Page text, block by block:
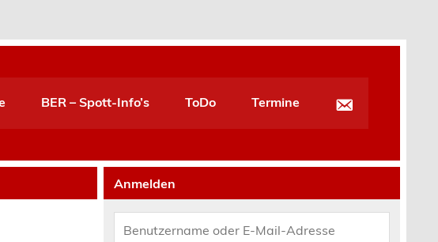
BER – Spott-Info’s ToDo Termine
Anmelden